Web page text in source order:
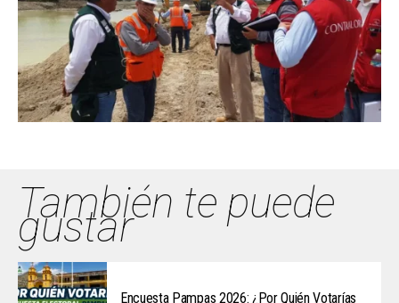
También te puede
gustar
Encuesta Pampas 2026: ¿Por Quién Votarías